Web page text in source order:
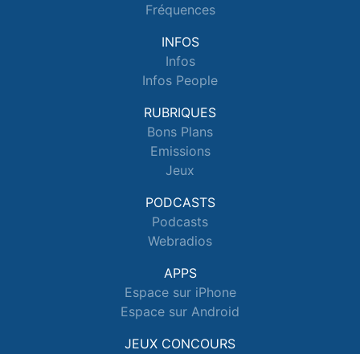
Fréquences
INFOS
Infos
Infos People
RUBRIQUES
Bons Plans
Emissions
Jeux
PODCASTS
Podcasts
Webradios
APPS
Espace sur iPhone
Espace sur Android
JEUX CONCOURS